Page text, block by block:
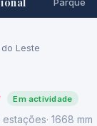
do Leste
Em actividade
estações· 1668 mm